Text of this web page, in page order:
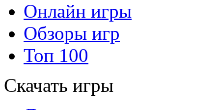
Онлайн игры
Обзоры игр
Топ 100
Скачать игры